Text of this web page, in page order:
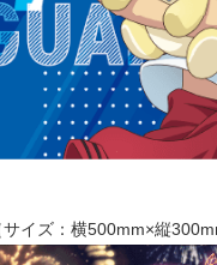
イズ：横500mm×縦